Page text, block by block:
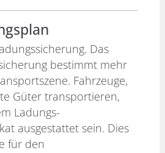
Das
bestimmt mehr
Fahrzeuge,
Güter transportieren,
Ladungs-
ausgestattet sein. Dies
für den